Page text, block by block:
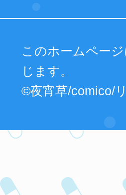
このホームペー
じます。
©夜宵草/comico/